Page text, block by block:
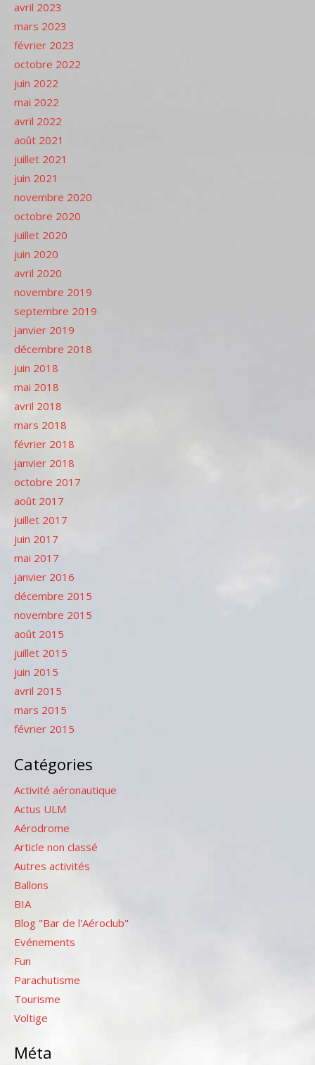
avril 2023
mars 2023
février 2023
octobre 2022
juin 2022
mai 2022
avril 2022
août 2021
juillet 2021
juin 2021
novembre 2020
octobre 2020
juillet 2020
juin 2020
avril 2020
novembre 2019
septembre 2019
janvier 2019
décembre 2018
juin 2018
mai 2018
avril 2018
mars 2018
février 2018
janvier 2018
octobre 2017
août 2017
juillet 2017
juin 2017
mai 2017
janvier 2016
décembre 2015
novembre 2015
août 2015
juillet 2015
juin 2015
avril 2015
mars 2015
février 2015
Catégories
Activité aéronautique
Actus ULM
Aérodrome
Article non classé
Autres activités
Ballons
BIA
Blog "Bar de l'Aéroclub"
Evénements
Fun
Parachutisme
Tourisme
Voltige
Méta